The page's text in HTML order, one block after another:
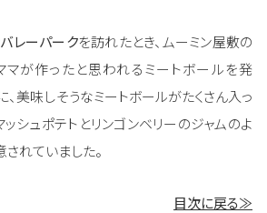
レーパークを訪れたとき、ムーミン屋敷の
マが作ったと思われるミートボールを発
美味しそうなミートボールがたくさん入っ
ッシュポテトとリンゴンベリーのジャムのよ
れていました。
目次に戻る≫